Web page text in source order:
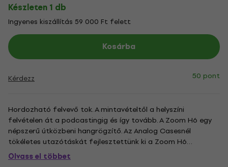
Készleten 1 db
Ingyenes kiszállítás 59 000 Ft felett
Kosárba
Kérdezz 50 pont
Hordozható felvevő tok. A mintavételtől a helyszíni
felvételen át a podcastingig és így tovább. A Zoom H6 egy
népszerű útközbeni hangrögzítő. Az Analog Casesnél
tökéletes utazótáskát fejlesztettünk ki a Zoom H6
védelmére, amely nemcsak megóv minden sérüléstől, hanem
könnyű és kis helyet foglal. A H6 négy XLR/TRS kombinált
Olvass el többet